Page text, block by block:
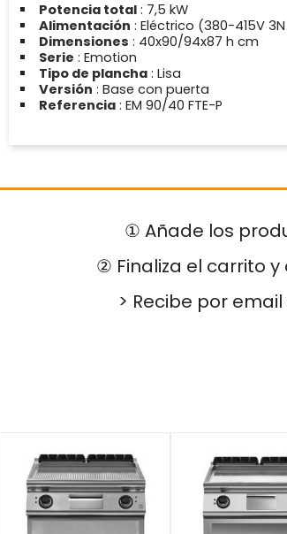
Potencia total : 7,5 kW
Alimentación : Eléctrico (380-415V
Dimensiones : 40x90/94x87 h cm
Serie : Emotion
Tipo de plancha : Lisa
Versión : Base con puerta
Referencia : EM 90/40 FTE-P
① Añade los
② Finaliza el carrito
> Recibe por